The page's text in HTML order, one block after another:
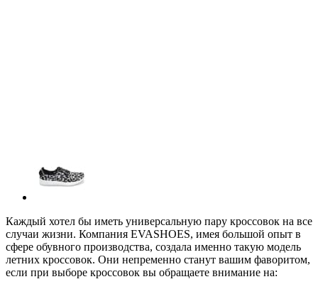
Каждый хотел бы иметь универсальную пару кроссовок на все
случаи жизни. Компания EVASHOES, имея большой опыт в
сфере обувного производства, создала именно такую модель
летних кроссовок. Они непременно станут вашим фаворитом,
если при выборе кроссовок вы обращаете внимание на: